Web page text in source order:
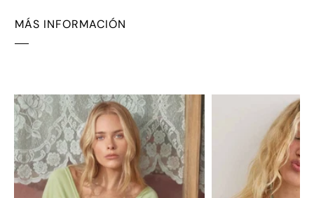
MÁS INFORMACIÓN